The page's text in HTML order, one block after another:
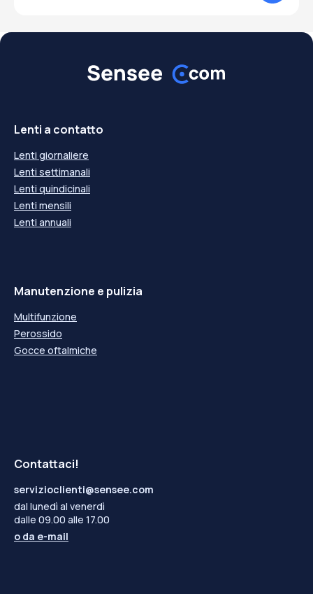
Lenti a contatto
Lenti giornaliere
Lenti settimanali
Lenti quindicinali
Lenti mensili
Lenti annuali
Manutenzione e pulizia
Multifunzione
Perossido
Gocce oftalmiche
Contattaci!
servizioclienti@sensee.com
dal lunedì al venerdì
dalle 09.00 alle 17.00
o da e-mail